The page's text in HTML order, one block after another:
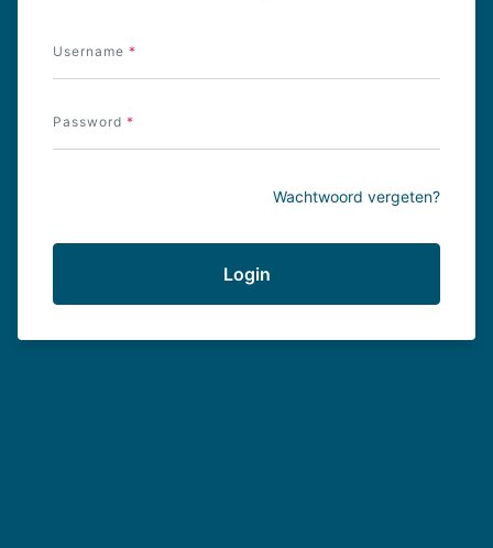
Username
Password
Wachtwoord vergeten?
Login